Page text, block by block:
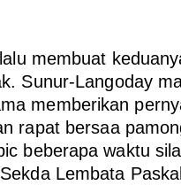
membuat
Sunur-Langoday
memberikan
rapat bersaa
beberapa waktu
Lembata